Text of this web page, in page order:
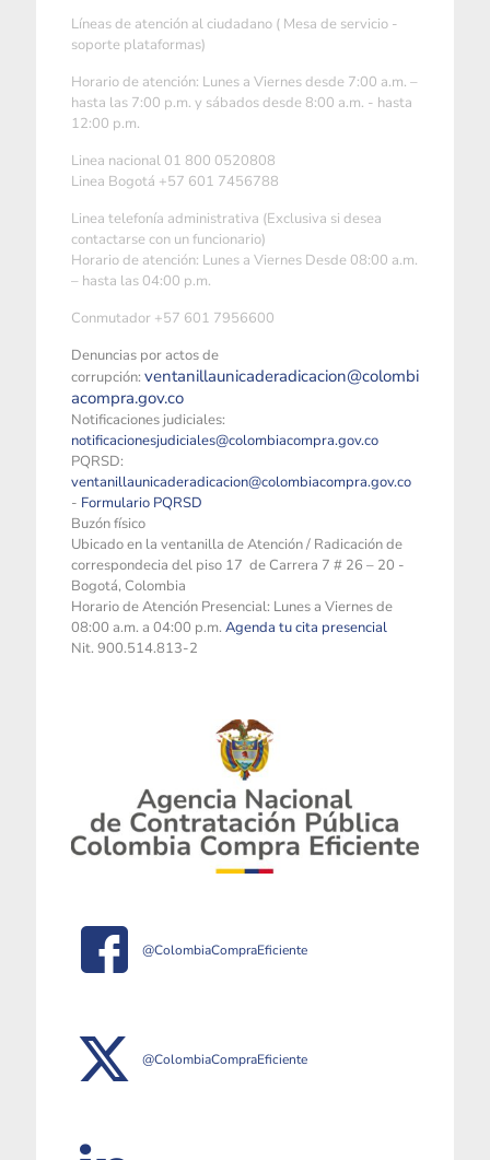
Líneas de atención al ciudadano ( Mesa de servicio -
soporte plataformas)
Horario de atención: Lunes a Viernes desde 7:00 a.m. –
hasta las 7:00 p.m. y sábados desde 8:00 a.m. - hasta
12:00 p.m.
Linea nacional 01 800 0520808
Linea Bogotá +57 601 7456788
Linea telefonía administrativa (Exclusiva si desea
contactarse con un funcionario)
Horario de atención: Lunes a Viernes Desde 08:00 a.m.
– hasta las 04:00 p.m.
Conmutador +57 601 7956600
Denuncias por actos de
corrupción: ventanillaunicaderadicacion@colombi
acompra.gov.co
Notificaciones judiciales:
notificacionesjudiciales@colombiacompra.gov.co
PQRSD:
ventanillaunicaderadicacion@colombiacompra.gov.co
- Formulario PQRSD
Buzón físico
Ubicado en la ventanilla de Atención / Radicación de
correspondecia del piso 17 de Carrera 7 # 26 – 20 -
Bogotá, Colombia
Horario de Atención Presencial: Lunes a Viernes de
08:00 a.m. a 04:00 p.m. Agenda tu cita presencial
Nit. 900.514.813-2
@ColombiaCompraEficiente
@ColombiaCompraEficiente